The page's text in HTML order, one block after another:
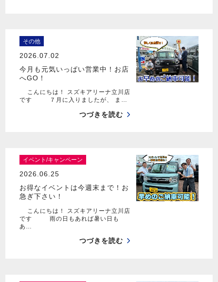
その他
2026.07.02
今月も元気いっぱい営業中！お店
へGO！
こんにちは！ スズキアリーナ立川店
です ７月に入りましたが、 ま…
つづきを読む
イベント/キャンペーン
2026.06.25
お得なイベントは今週末まで！お
急ぎ下さい！
こんにちは！ スズキアリーナ立川店
です 雨の日もあれば暑い日も
あ…
つづきを読む